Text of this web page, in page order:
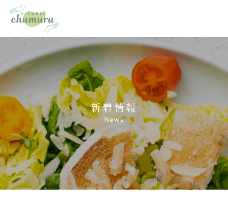
新着情報
News